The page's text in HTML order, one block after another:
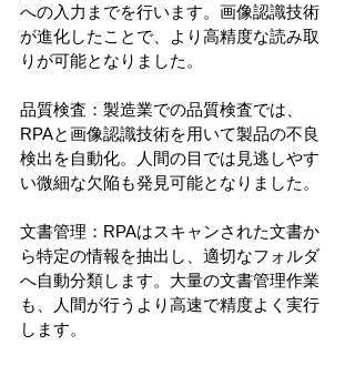
への入力までを行います。画像認識技術
が進化したことで、より高精度な読み取
りが可能となりました。
品質検査：製造業での品質検査では、
RPAと画像認識技術を用いて製品の不良
検出を自動化。人間の目では見逃しやす
い微細な欠陥も発見可能となりました。
文書管理：RPAはスキャンされた文書か
ら特定の情報を抽出し、適切なフォルダ
へ自動分類します。大量の文書管理作業
も、人間が行うより高速で精度よく実行
します。